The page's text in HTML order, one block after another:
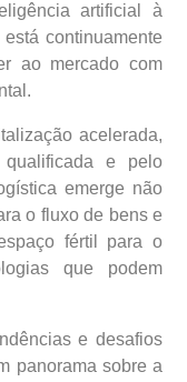
artificial à
continuamente
ao mercado com
acelerada,
e pelo
emerge não
o fluxo de bens e
fértil para o
que podem
e desafios
panorama sobre a